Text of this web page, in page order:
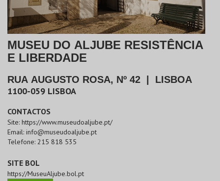
MUSEU DO ALJUBE RESISTÊNCIA
E LIBERDADE
RUA AUGUSTO ROSA, Nº 42 LISBOA
1100-059 LISBOA
CONTACTOS
Site: https://www.museudoaljube.pt/
Email: info@museudoaljube.pt
Telefone: 215 818 535
SITE BOL
https://MuseuAljube.bol.pt